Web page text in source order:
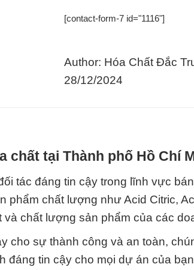
[contact-form-7 id="1116"]
Author: Hóa Chất Đắc
28/12/2024
chất tại Thành phố Hồ Chí
tác đáng tin cậy trong lĩnh vực
phẩm chất lượng như Acid Citric,
chất lượng sản phẩm của các
cho sự thành công và an toàn,
đáng tin cậy cho mọi dự án của